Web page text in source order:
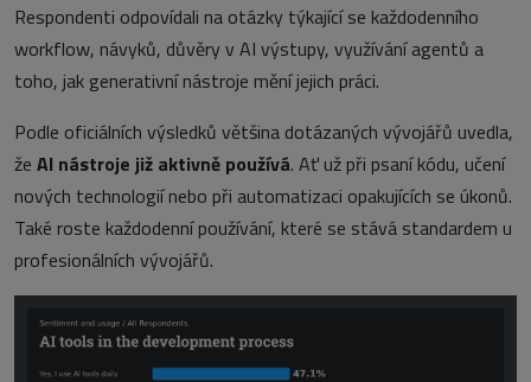
Respondenti odpovídali na otázky týkající se každodenního
workflow, návyků, důvěry v AI výstupy, využívání agentů a
toho, jak generativní nástroje mění jejich práci.
Podle oficiálních výsledků většina dotázaných vývojářů uvedla,
že AI nástroje již aktivně používá. Ať už při psaní kódu, učení
nových technologií nebo při automatizaci opakujících se úkonů.
Také roste každodenní používání, které se stává standardem u
profesionálních vývojářů.